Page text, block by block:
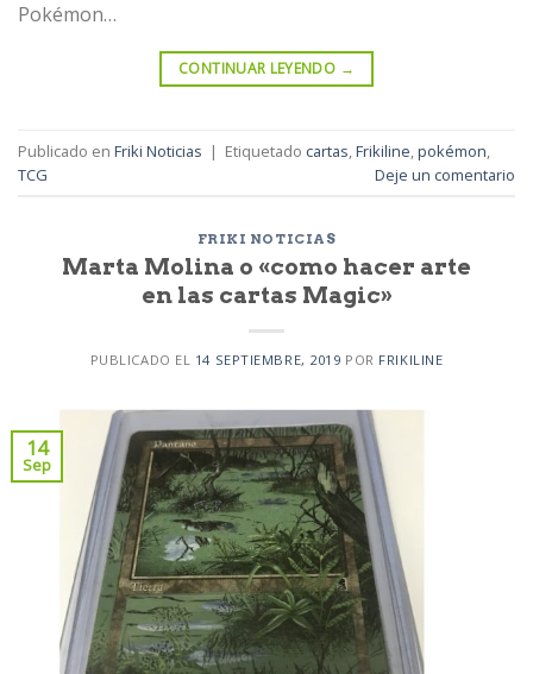
Pokémon…
CONTINUAR LEYENDO →
Publicado en Friki Noticias | Etiquetado cartas,Frikiline,pokémon,
TCG
Deje un comentario
FRIKI NOTICIAS
Marta Molina o «como hacer arte
en las cartas Magic»
PUBLICADO EL 14 SEPTIEMBRE, 2019 POR FRIKILINE
14
Sep